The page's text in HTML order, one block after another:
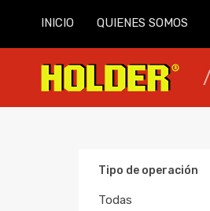
INICIO QUIENES SOMOS
Tipo de operación
Todas